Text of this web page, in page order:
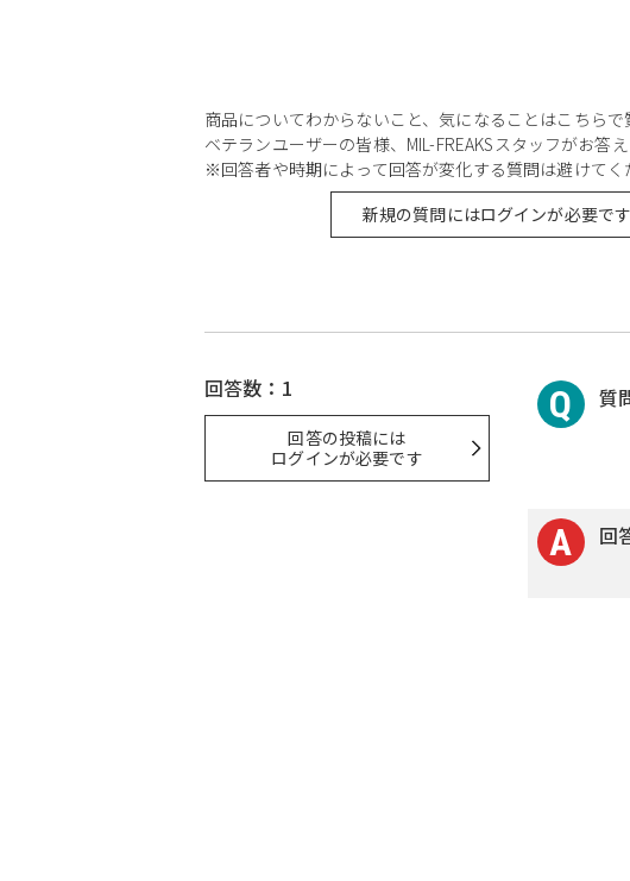
商品についてわからないこと、気になることはこちらで
ベテランユーザーの皆様、MIL-FREAKSスタッフがお答え
※回答者や時期によって回答が変化する質問は避けてく
新規の質問にはログインが必要です
回答数：1
回答の投稿には
ログインが必要です
質
回